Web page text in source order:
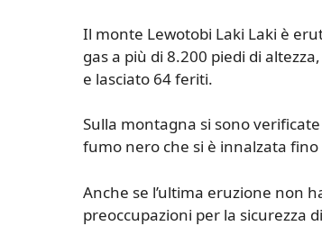
Il monte Lewotobi Laki Laki è
gas a più di 8.200 piedi di
e lasciato 64 feriti.
Sulla montagna si sono
fumo nero che si è innalzata
Anche se l’ultima eruzione non
preoccupazioni per la sicurezza